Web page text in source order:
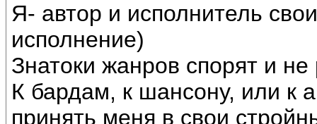
Я- автор и исполнитель
исполнение)
Знатоки жанров спорят и
К бардам, к шансону, или к
принять меня в свои